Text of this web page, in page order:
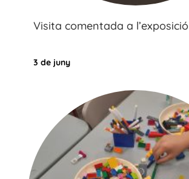
Visita comentada a l’exposició
3 de juny